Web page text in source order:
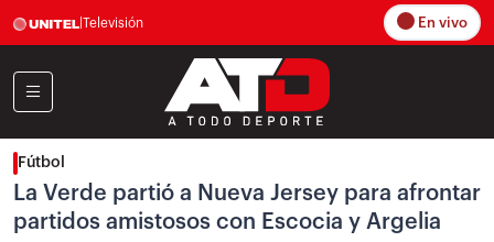
Televisión En vivo
Fútbol
La Verde partió a Nueva Jersey para afrontar
partidos amistosos con Escocia y Argelia